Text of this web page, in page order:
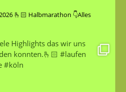
🫰🏻 Halbmarathon 👇Alles